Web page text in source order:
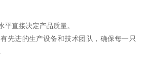
平直接决定产品质量。
先进的生产设备和技术团队，确保每一只